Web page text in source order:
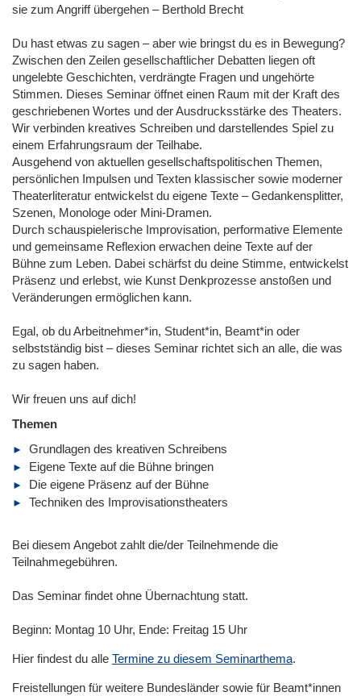
sie zum Angriff übergehen – Berthold Brecht
Du hast etwas zu sagen – aber wie bringst du es in Bewegung?
Zwischen den Zeilen gesellschaftlicher Debatten liegen oft
ungelebte Geschichten, verdrängte Fragen und ungehörte
Stimmen. Dieses Seminar öffnet einen Raum mit der Kraft des
geschriebenen Wortes und der Ausdrucksstärke des Theaters.
Wir verbinden kreatives Schreiben und darstellendes Spiel zu
einem Erfahrungsraum der Teilhabe.
Ausgehend von aktuellen gesellschaftspolitischen Themen,
persönlichen Impulsen und Texten klassischer sowie moderner
Theaterliteratur entwickelst du eigene Texte – Gedankensplitter,
Szenen, Monologe oder Mini-Dramen.
Durch schauspielerische Improvisation, performative Elemente
und gemeinsame Reflexion erwachen deine Texte auf der
Bühne zum Leben. Dabei schärfst du deine Stimme, entwickelst
Präsenz und erlebst, wie Kunst Denkprozesse anstoßen und
Veränderungen ermöglichen kann.
Egal, ob du Arbeitnehmer*in, Student*in, Beamt*in oder
selbstständig bist – dieses Seminar richtet sich an alle, die was
zu sagen haben.
Wir freuen uns auf dich!
Themen
Grundlagen des kreativen Schreibens
Eigene Texte auf die Bühne bringen
Die eigene Präsenz auf der Bühne
Techniken des Improvisationstheaters
Bei diesem Angebot zahlt die/der Teilnehmende die
Teilnahmegebühren.
Das Seminar findet ohne Übernachtung statt.
Beginn: Montag 10 Uhr, Ende: Freitag 15 Uhr
Hier findest du alle Termine zu diesem Seminarthema.
Freistellungen für weitere Bundesländer sowie für Beamt*innen